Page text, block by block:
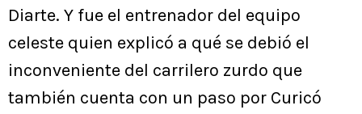
Diarte. Y fue el entrenador del equipo
celeste quien explicó a qué se debió el
inconveniente del carrilero zurdo que
también cuenta con un paso por Curicó